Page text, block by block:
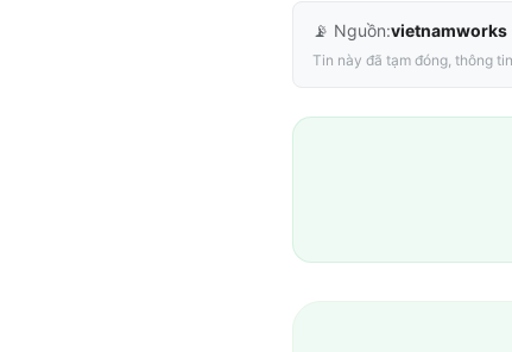
📡 Nguồn:vietnamworks
Tin này đã tạm đóng, thông